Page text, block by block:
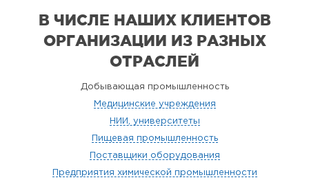
В ЧИСЛЕ НАШИХ КЛИЕНТОВ
ОРГАНИЗАЦИИ ИЗ РАЗНЫХ
ОТРАСЛЕЙ
Добывающая промышленность
Медицинские учреждения
НИИ, университеты
Пищевая промышленность
Поставщики оборудования
Предприятия химической промышленности